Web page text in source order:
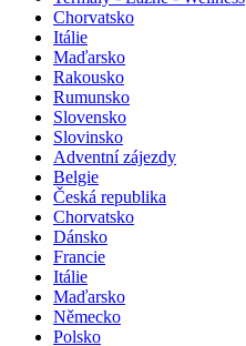
Chorvatsko
Itálie
Maďarsko
Rakousko
Rumunsko
Slovensko
Slovinsko
Adventní zájezdy
Belgie
Česká republika
Chorvatsko
Dánsko
Francie
Itálie
Maďarsko
Německo
Polsko